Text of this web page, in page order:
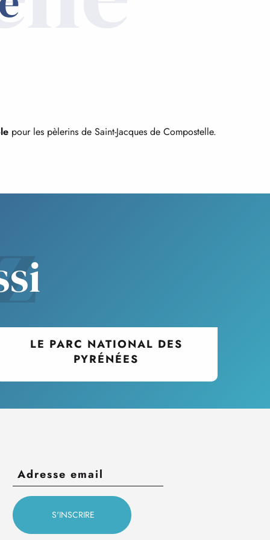
pour les pèlerins de Saint-Jacques de Compostelle.
LE PARC NATIONAL DES
PYRÉNÉES